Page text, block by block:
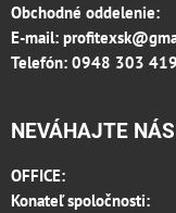
Obchodné oddelenie:
E-mail:
Telefón: 0948 303 419
NEVÁHAJTE
OFFICE:
Konateľ spoločnosti: